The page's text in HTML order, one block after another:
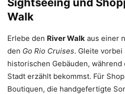
Walk
Erlebe den River Walk aus einer
den Go Rio Cruises. Gleite vorbei
historischen Gebäuden,
Stadt erzählt bekommst. Für
Boutiquen, die handgefertigte